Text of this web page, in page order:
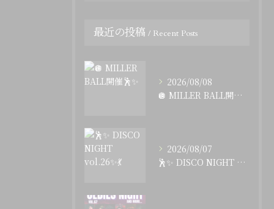
最近の投稿 Recent Posts
2026/08/08
🪩 MILLER BALL開催🕺✨
2026/08/07
🕺✨ DISCO NIGHT vol.26✨💃